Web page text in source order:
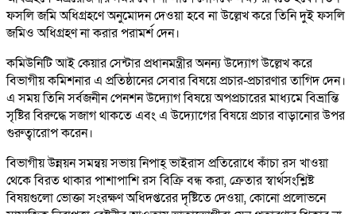
ফসলি জমি অধিগ্রহণে অনুমোদন দেওয়া হবে না উল্লেখ করে তিনি দুই ফসলি
জমিও অধিগ্রহণ না করার পরামর্শ দেন।
কমিউনিটি আই কেয়ার সেন্টার প্রধানমন্ত্রীর অনন্য উদ্যোগ উল্লেখ করে
বিভাগীয় কমিশনার এ প্রতিষ্ঠানের সেবার বিষয়ে প্রচার-প্রচারণার তাগিদ দেন।
এ সময় তিনি সর্বজনীন পেনশন উদ্যোগ বিষয়ে অপপ্রচারের মাধ্যমে বিভ্রান্তি
সৃষ্টির বিরুদ্ধে সজাগ থাকতে এবং এ উদ্যোগের বিষয়ে প্রচার বাড়ানোর উপর
গুরুত্বারোপ করেন।
বিভাগীয় উন্নয়ন সমন্বয় সভায় নিপাহ্ ভাইরাস প্রতিরোধে কাঁচা রস খাওয়া
থেকে বিরত থাকার পাশাপাশি রস বিক্রি বন্ধ করা, ক্রেতার স্বার্থসংশ্লিষ্ট
বিষয়গুলো ভোক্তা সংরক্ষণ অধিদপ্তরের দৃষ্টিতে দেওয়া, কোনো প্রলোভনে